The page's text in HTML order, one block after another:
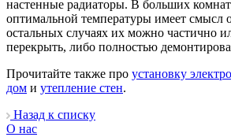
настенные радиаторы. В больших
оптимальной температуры имеет смысл
остальных случаях их можно частично
перекрыть, либо полностью
Прочитайте также про установку
дом и утепление стен.
Назад к списку
О нас